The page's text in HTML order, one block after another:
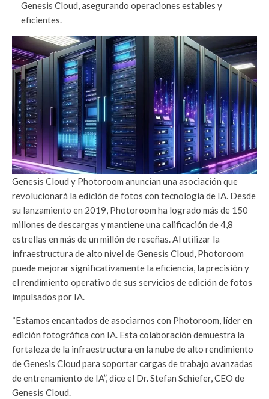
Genesis Cloud, asegurando operaciones estables y
eficientes.
Genesis Cloud y Photoroom anuncian una asociación que
revolucionará la edición de fotos con tecnología de IA. Desde
su lanzamiento en 2019, Photoroom ha logrado más de 150
millones de descargas y mantiene una calificación de 4,8
estrellas en más de un millón de reseñas. Al utilizar la
infraestructura de alto nivel de Genesis Cloud, Photoroom
puede mejorar significativamente la eficiencia, la precisión y
el rendimiento operativo de sus servicios de edición de fotos
impulsados por IA.
“Estamos encantados de asociarnos con Photoroom, líder en
edición fotográfica con IA. Esta colaboración demuestra la
fortaleza de la infraestructura en la nube de alto rendimiento
de Genesis Cloud para soportar cargas de trabajo avanzadas
de entrenamiento de IA”, dice el Dr. Stefan Schiefer, CEO de
Genesis Cloud.